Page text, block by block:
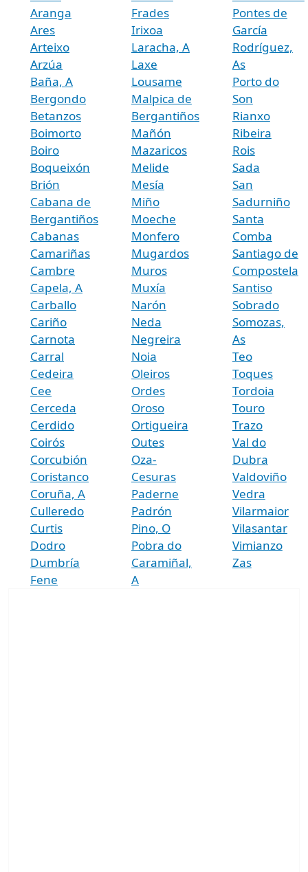
Aranga
Ares
Arteixo
Arzúa
Baña, A
Bergondo
Betanzos
Boimorto
Boiro
Boqueixón
Brión
Cabana de
Bergantiños
Cabanas
Camariñas
Cambre
Capela, A
Carballo
Cariño
Carnota
Carral
Cedeira
Cee
Cerceda
Cerdido
Coirós
Corcubión
Coristanco
Coruña, A
Culleredo
Curtis
Dodro
Dumbría
Fene
Frades
Irixoa
Laracha, A
Laxe
Lousame
Malpica de
Bergantiños
Mañón
Mazaricos
Melide
Mesía
Miño
Moeche
Monfero
Mugardos
Muros
Muxía
Narón
Neda
Negreira
Noia
Oleiros
Ordes
Oroso
Ortigueira
Outes
Oza-
Cesuras
Paderne
Padrón
Pino, O
Pobra do
Caramiñal,
A
Pontes de
García
Rodríguez,
As
Porto do
Son
Rianxo
Ribeira
Rois
Sada
San
Sadurniño
Santa
Comba
Santiago de
Compostela
Santiso
Sobrado
Somozas,
As
Teo
Toques
Tordoia
Touro
Trazo
Val do
Dubra
Valdoviño
Vedra
Vilarmaior
Vilasantar
Vimianzo
Zas